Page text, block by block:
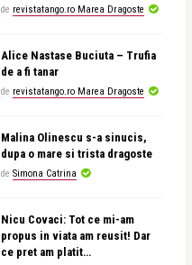
de revistatango.ro Marea Dragoste
Alice Nastase Buciuta – Trufia
de a fi tanar
de revistatango.ro Marea Dragoste
Malina Olinescu s-a sinucis,
dupa o mare si trista dragoste
de Simona Catrina
Nicu Covaci: Tot ce mi-am
propus in viata am reusit! Dar
ce pret am platit…